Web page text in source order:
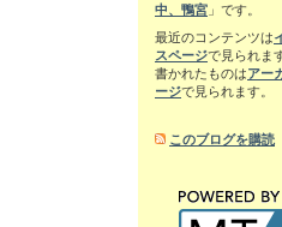
中、鴨宮 」です。
最近のコンテンツは
スページで見られま
書かれたものはアー
ージで見られます。
このブログを購読